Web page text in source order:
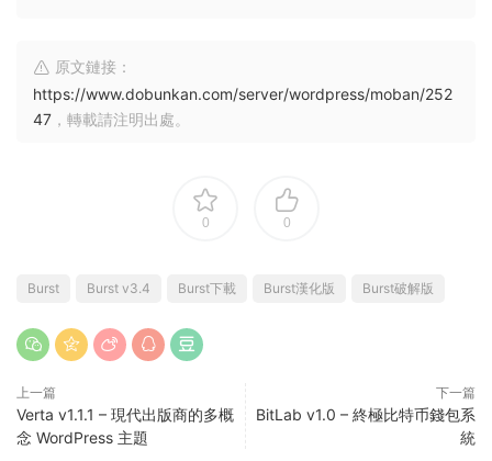
原文鏈接：
https://www.dobunkan.com/server/wordpress/moban/252
47 ，轉載請注明出處。
0 0
Burst Burst v3.4 Burst下載 Burst漢化版 Burst破解版
上一篇
Verta v1.1.1 – 現代出版商的多概
念 WordPress 主題
下一篇
BitLab v1.0 – 終極比特币錢包系
統